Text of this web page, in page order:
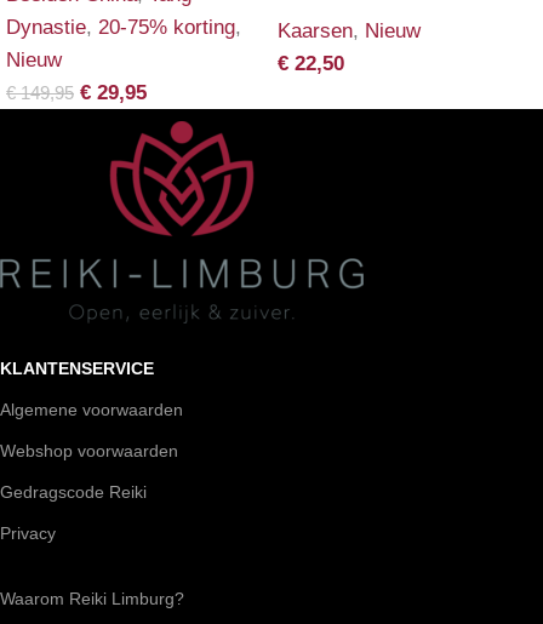
Dynastie, 20-75% korting,
Nieuw
€149,95 € 29,95
Kaarsen, Nieuw
€ 22,50
KLANTENSERVICE
Algemene voorwaarden
Webshop voorwaarden
Gedragscode Reiki
Privacy
Waarom Reiki Limburg?